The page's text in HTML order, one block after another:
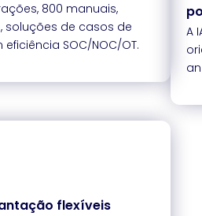
800 manuais,
soluções de casos de
SOC/NOC/OT.
A
flexíveis